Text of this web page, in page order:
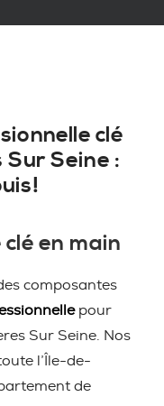
clé
Seine :
en main
composantes
pour
Sur Seine. Nos
l’Île-de-
de